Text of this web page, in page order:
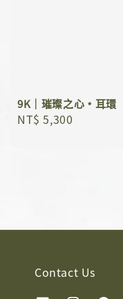
9K｜璀璨之心﹡耳環
Regular
NT$ 5,300
Contact Us